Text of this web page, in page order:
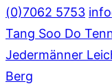
(0)7062 5753
Tang Soo Do
Jedermänner
Berg